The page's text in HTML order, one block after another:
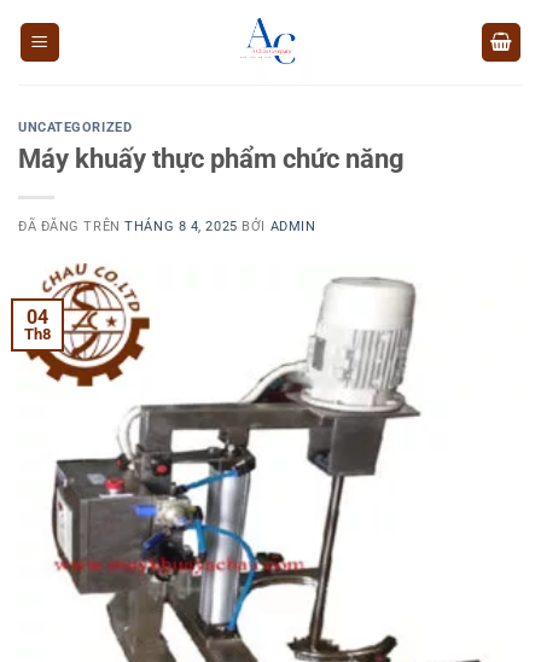
UNCATEGORIZED
Máy khuấy thực phẩm chức năng
ĐÃ ĐĂNG TRÊNTHÁNG 8 4, 2025 BỞI ADMIN
04
Th8